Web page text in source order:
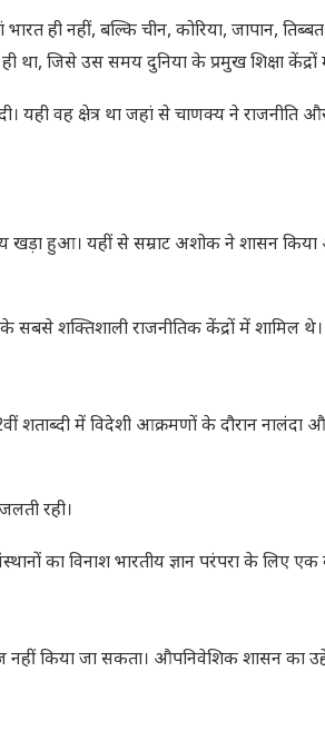
ही नहीं, बल्कि चीन, कोरिया, जापान,
था, जिसे उस समय दुनिया के प्रमुख शिक्षा केंद्रों
यही वह क्षेत्र था जहां से चाणक्य ने राजनीति
खड़ा हुआ। यहीं से सम्राट अशोक ने शासन
सबसे शक्तिशाली राजनीतिक केंद्रों में शामिल थे।
शताब्दी में विदेशी आक्रमणों के दौरान नालंदा
रही।
का विनाश भारतीय ज्ञान परंपरा के लिए एक
किया जा सकता। औपनिवेशिक शासन का